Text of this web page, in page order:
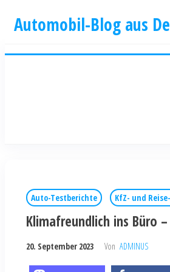
Automobil-Blog aus
Auto-Testberichte KfZ- und
Klimafreundlich ins Büro
20. September 2023 Von ADMINUS